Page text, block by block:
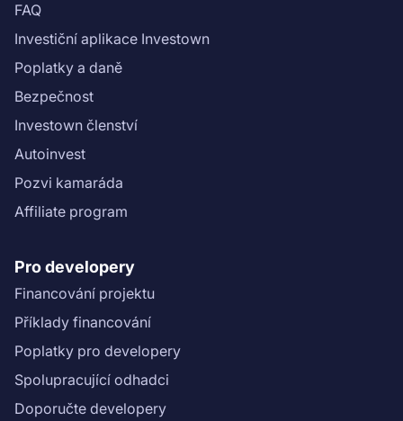
FAQ
Investiční aplikace Investown
Poplatky a daně
Bezpečnost
Investown členství
Autoinvest
Pozvi kamaráda
Affiliate program
Pro developery
Financování projektu
Příklady financování
Poplatky pro developery
Spolupracující odhadci
Doporučte developery